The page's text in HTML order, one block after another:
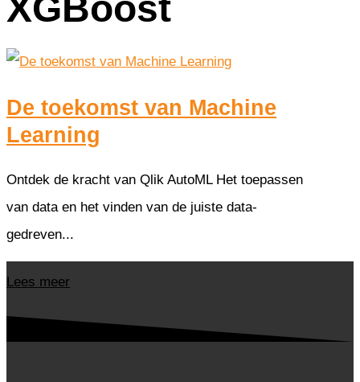
XGBoost
De toekomst van Machine
Learning
Ontdek de kracht van Qlik AutoML Het toepassen
van data en het vinden van de juiste data-
gedreven...
Lees meer